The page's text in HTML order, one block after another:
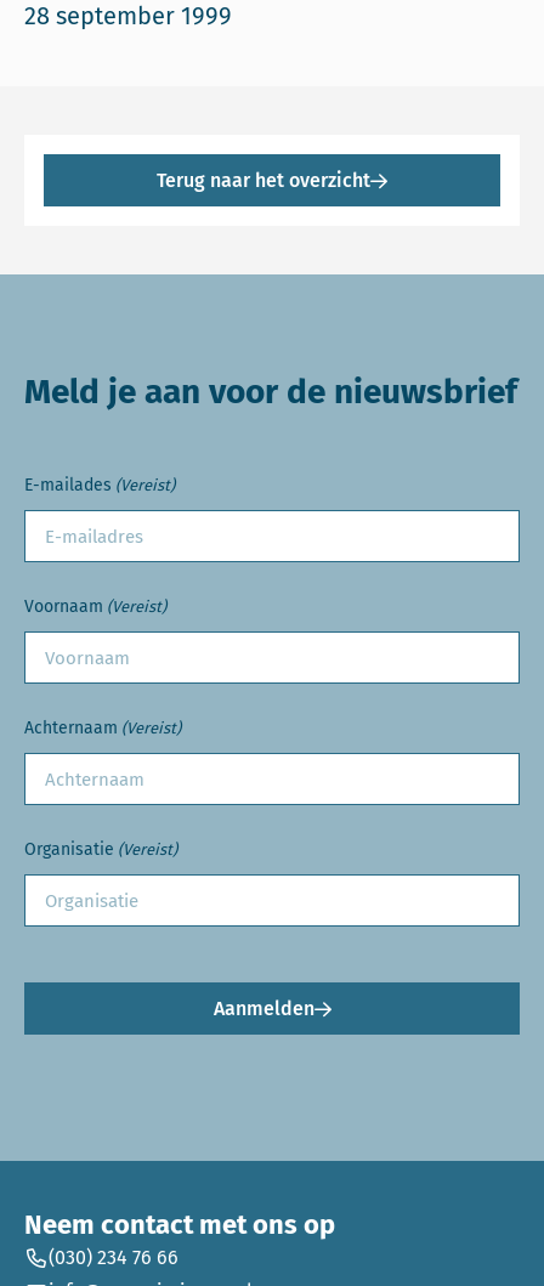
28 september 1999
Terug naar het overzicht
Meld je aan voor de nieuwsbrief
E-mailades (Vereist)
Voornaam (Vereist)
Achternaam (Vereist)
Organisatie (Vereist)
Aanmelden
Neem contact met ons op
(030) 234 76 66